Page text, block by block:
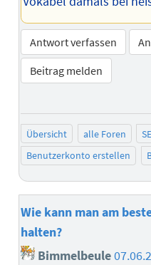
Antwort verfassen
Beitrag melden
Übersicht alle Foren
Benutzerkonto erstellen
Wie kann man am
halten?
Bimmelbeule